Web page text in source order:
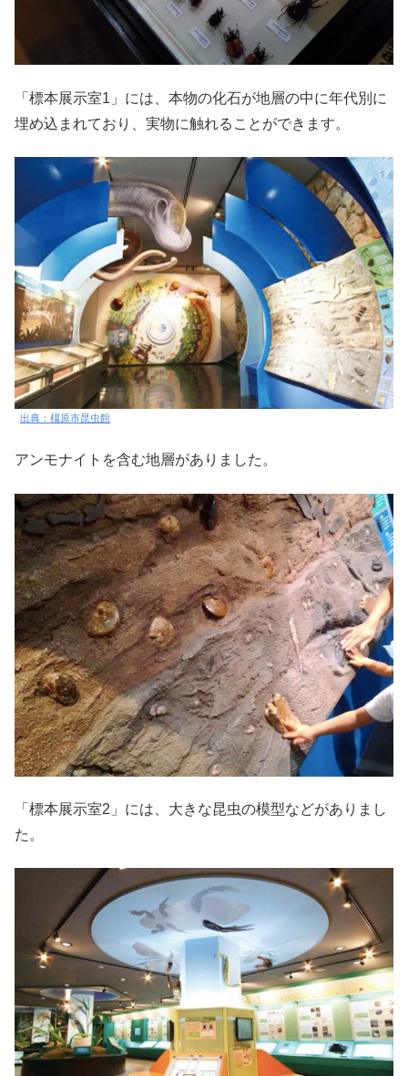
「標本展示室1」には、本物の化石が地層の中に年代別に
埋め込まれており、実物に触れることができます。
出典：橿原市昆虫館
アンモナイトを含む地層がありました。
「標本展示室2」には、大きな昆虫の模型などがありまし
た。